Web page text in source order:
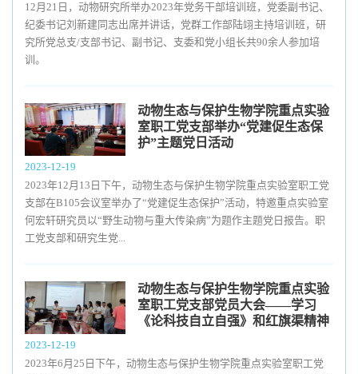
12月21日，动物研究所举办2023年党务干部培训班，党委副书记、
纪委书记刘新建同志出席并讲话，党群工作部陆翊主持培训班，研
究所党总支/支部书记、副书记、支委和党小组长共90余人参加培
训。
动物生态与保护生物学院重点实验
室职工党支部举办“党建促生态保
护”主题党日活动
2023-12-19
2023年12月13日下午，动物生态与保护生物学院重点实验室职工党
支部在B105会议室举办了“党建促生态保护”活动，特邀重点实验室
何宏轩研究员以“野生动物与重大传染病”为题作主题党日报告。职
工党支部和研究生党...
动物生态与保护生物学院重点实验
室职工党支部党员大会——学习
《论科技自立自强》和红旗渠精神
2023-12-19
2023年6月25日下午，动物生态与保护生物学院重点实验室职工党